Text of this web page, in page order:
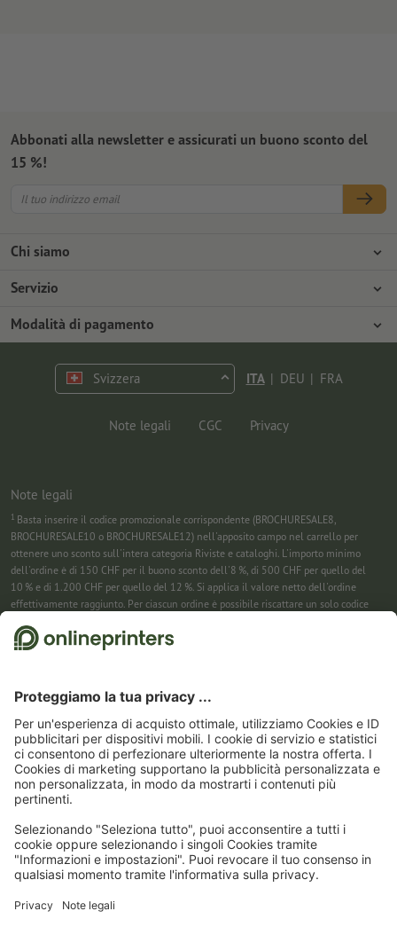
Chi siamo
Azienda
Stampa
Tutela ambientale
Servizio
Modalità di pagamento
Contestazioni
Programma Premium
Modalità di pagamento
Abbonati alla newsletter e assicurati un buono sconto del
15 %!
Svizzera ITA | DEU | FRA
Note legali CGC Privacy
Note legali
1 Basta inserire il codice promozionale corrispondente (BROCHURESALE8,
BROCHURESALE10 o BROCHURESALE12) nell'apposito campo nel carrello per
ottenere uno sconto sull'intera categoria Riviste e cataloghi. L'importo minimo
dell'ordine è di 150 CHF per il buono sconto dell'8 %, di 500 CHF per quello del
10 % e di 1.200 CHF per quello del 12 %. Si applica il valore netto dell'ordine
effettivamente raggiunto. Per ciascun ordine è possibile riscattare un solo codice
con ulteriori iniziative promozionali. La promozione è valida fino al 31/08/2026
(incluso).
calendari. Utilizzabile più volte. Pagamento in contanti non previsto. Non
cumulabile con ulteriori iniziative promozionali. Valido fino al 31/08/2026
compreso
3Riceverai prima un’e-mail da cui confermare la tua iscrizione alla newsletter con
un semplice clic. Solo allora ti invieremo il codice sconto e la prossima newsletter.
Puoi naturalmente annullare la registrazione in qualsiasi momento. Utilizzabile
sconto: 150 CHF sul valore dell'ordine (al netto). Pagamento in contanti non
previsto. L’offerta non può essere cumulata con altre promozioni o codici sconto.
buono è valido per sei settimane dalla ricezione.
calendari. Utilizzabile più volte. Pagamento in contanti non previsto. Non